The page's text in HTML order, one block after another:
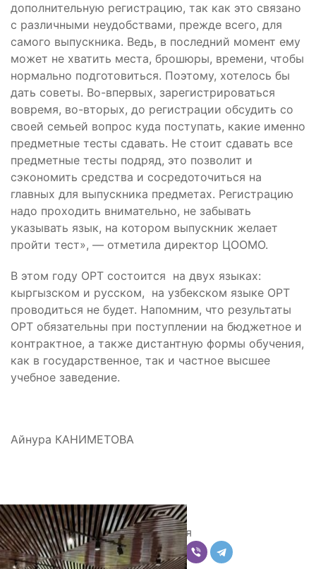
дополнительную регистрацию, так как это связано
с различными неудобствами, прежде всего, для
самого выпускника. Ведь, в последний момент ему
может не хватить места, брошюры, времени, чтобы
нормально подготовиться. Поэтому, хотелось бы
дать советы. Во-впервых, зарегистрироваться
вовремя, во-вторых, до регистрации обсудить со
своей семьей вопрос куда поступать, какие именно
предметные тесты сдавать. Не стоит сдавать все
предметные тесты подряд, это позволит и
сэкономить средства и сосредоточиться на
главных для выпускника предметах. Регистрацию
надо проходить внимательно, не забывать
указывать язык, на котором выпускник желает
пройти тест», — отметила директор ЦООМО.
В этом году ОРТ состоится на двух языках:
кыргызском и русском, на узбекском языке ОРТ
проводиться не будет. Напомним, что результаты
ОРТ обязательны при поступлении на бюджетное и
контрактное, а также дистантную формы обучения,
как в государственное, так и частное высшее
учебное заведение.
Айнура КАНИМЕТОВА
Поделиться